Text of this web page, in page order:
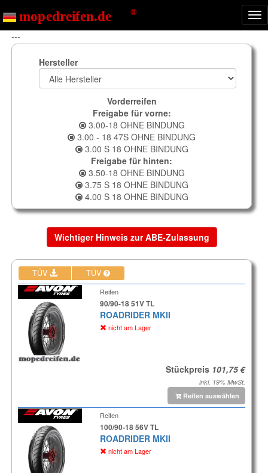
---
Hersteller
Vorderreifen
Freigabe für vorne:
3.00-18 OHNE BINDUNG
3.00 - 18 47S OHNE BINDUNG
3.00 S 18 OHNE BINDUNG
Freigabe für hinten:
3.50-18 OHNE BINDUNG
3.75 S 18 OHNE BINDUNG
4.00 S 18 OHNE BINDUNG
Wichtiger Hinweis zur ABE-Zulassung
TÜV TÜV
Reifen
90/90-18 51V TL
ROADRIDER MKII
nicht am Lager
Stückpreis
inkl. 19% MwSt.
Reifen auswählen
Reifen
100/90-18 56V TL
ROADRIDER MKII
nicht am Lager